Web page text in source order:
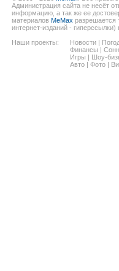
Администрация сайта не несёт
информацию, а так же ее
материалов MeMax разрешается
интернет-изданий - гиперссылки)
Наши проекты:
Новости |
Финансы |
Игры | Шоу-
Авто | Фото |